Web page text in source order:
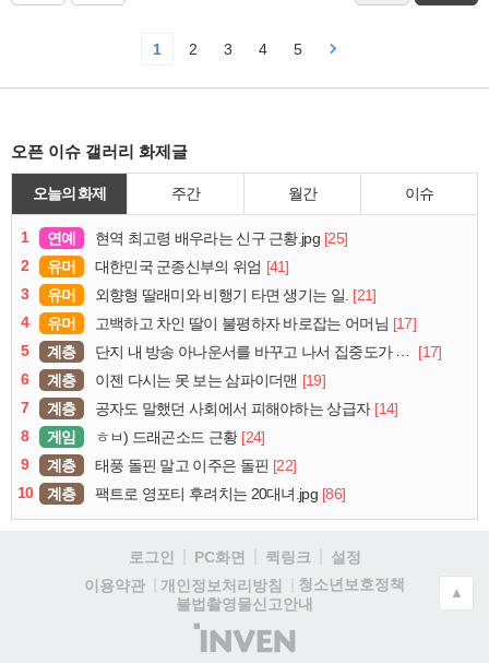
1 2 3 4 5
오픈 이슈 갤러리 화제글
오늘의 화제 주간 월간 이슈
1 연예 현역 최고령 배우라는 신구 근황.jpg [25]
2
유머 대한민국 군종신부의 위엄 [41]
3
유머 외향형 딸래미와 비행기 타면 생기는 일. [21]
4
유머 고백하고 차인 딸이 불평하자 바로잡는 어머님 [17]
5
계층 단지 내 방송 아나운서를 바꾸고 나서 집중도가 확 올라갔다는 한 아파트의 안내방송
[17]
6
계층 이젠 다시는 못 보는 삼파이더맨 [19]
7
계층 공자도 말했던 사회에서 피해야하는 상급자 [14]
8
게임 ㅎㅂ) 드래곤소드 근황 [24]
9
계층 태풍 돌핀 말고 이주은 돌핀 [22]
10
계층 팩트로 영포티 후려치는 20대녀.jpg [86]
로그인 PC화면 퀵링크
설정
이용약관
개인정보처리방침
청소년보호정책
불법촬영물신고안내
(주)
인
▲